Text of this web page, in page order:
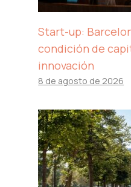
Start-up:
condición de
innovación
8 de agosto de 2026